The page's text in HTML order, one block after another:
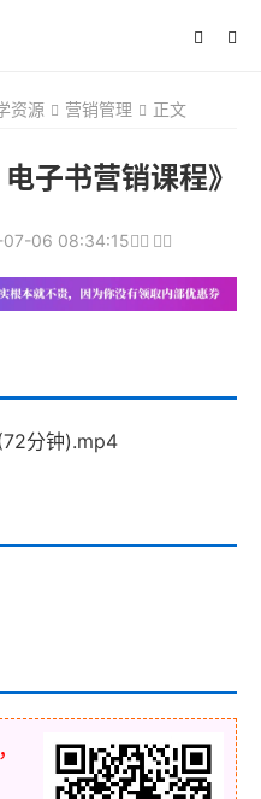
资源 营销管理 正文
子书营销课程》
07-06 08:34:15
分钟).mp4